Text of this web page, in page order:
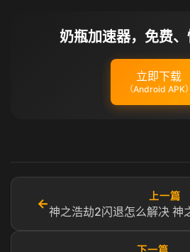
奶瓶加速器，免费
立即下载
（Android APK）
←
上一篇
神之浩劫2闪退怎么解决 神
下一篇